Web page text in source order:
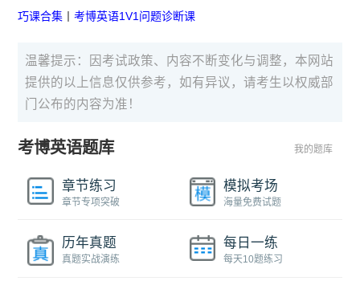
巧课合集 丨考博英语1V1问题诊断课
温馨提示：因考试政策、内容不断变化与调整，本网站
提供的以上信息仅供参考，如有异议，请考生以权威部
门公布的内容为准！
考博英语题库 我的题库
章节练习
章节专项突破
模拟考场
海量免费试题
历年真题
真题实战演练
每日一练
每天10题练习